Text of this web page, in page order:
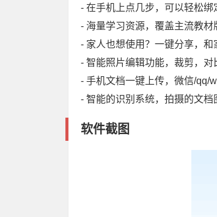
- 在手机上点几步，可以轻松绑
- 海量学习资源，覆盖主流教材
- 家人也想使用？一键分享，和
- 智能照片编辑功能，裁剪，对
- 手机文档一键上传，微信/qq/
- 智能的识别系统，拍摄的文档
软件截图